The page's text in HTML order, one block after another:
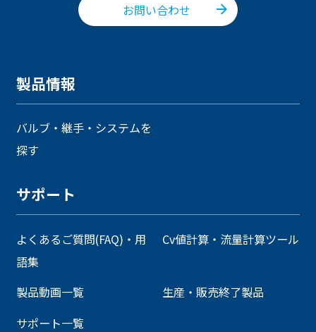
お問い合わせ
製品情報
バルブ・継手・システムを
探す
サポート
よくあるご質問(FAQ)・用
語集
Cv値計算・流量計算ツール
製品動画一覧
生産・販売終了製品
サポート一覧